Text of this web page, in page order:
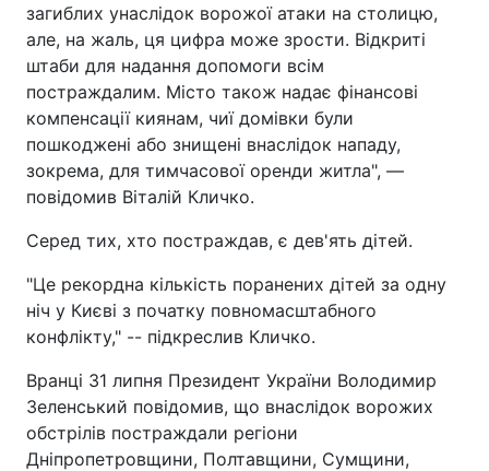
загиблих унаслідок ворожої атаки на столицю,
але, на жаль, ця цифра може зрости. Відкриті
штаби для надання допомоги всім
постраждалим. Місто також надає фінансові
компенсації киянам, чиї домівки були
пошкоджені або знищені внаслідок нападу,
зокрема, для тимчасової оренди житла", —
повідомив Віталій Кличко.
Серед тих, хто постраждав, є дев'ять дітей.
"Це рекордна кількість поранених дітей за одну
ніч у Києві з початку повномасштабного
конфлікту," -- підкреслив Кличко.
Вранці 31 липня Президент України Володимир
Зеленський повідомив, що внаслідок ворожих
обстрілів постраждали регіони
Дніпропетровщини, Полтавщини, Сумщини,